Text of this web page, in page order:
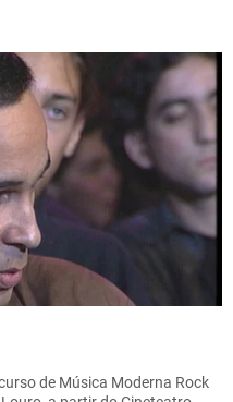
de Música Moderna Rock